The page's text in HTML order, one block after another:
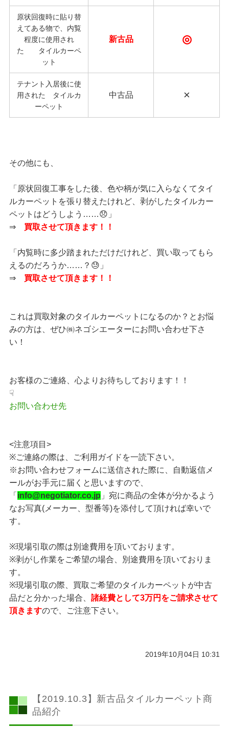
原状回復時に貼り替
えてある物で、内覧
程度に使用され
た タイルカーペ
ット
新古品 ◎
テナント入居後に使
用された タイルカ
ーペット
中古品 ×
その他にも、
「原状回復工事をした後、色や柄が気に入らなくてタイ
ルカーペットを張り替えたけれど、剥がしたタイルカー
ペットはどうしよう……😞」
⇒ 買取させて頂きます！！
「内覧時に多少踏まれただけだけれど、買い取ってもら
えるのだろうか……？😓」
⇒ 買取させて頂きます！！
これは買取対象のタイルカーペットになるのか？とお悩
みの方は、ぜひ㈱ネゴシエーターにお問い合わせ下さ
い！
お客様のご連絡、心よりお待ちしております！！
☟
お問い合わせ先
<注意項目>
※ご連絡の際は、ご利用ガイドを一読下さい。
※お問い合わせフォームに送信された際に、自動返信メ
ールがお手元に届くと思いますので、
「 info@negotiator.co.jp 」宛に商品の全体が分かるよう
なお写真(メーカー、型番等)を添付して頂ければ幸いで
す。
※現場引取の際は別途費用を頂いております。
※剥がし作業をご希望の場合、別途費用を頂いておりま
す。
※現場引取の際、買取ご希望のタイルカーペットが中古
品だと分かった場合、 諸経費として3万円をご請求させて
頂きますので、ご注意下さい。
2019年10月04日 10:31
【2019.10.3】新古品タイルカーペット商
品紹介